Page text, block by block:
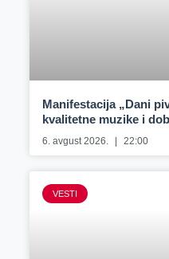
Manifestacija „Dani
kvalitetne muzike i
6. avgust 2026. 22:00
VESTI